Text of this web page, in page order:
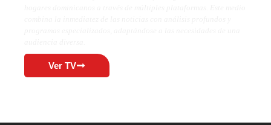
Ver TV